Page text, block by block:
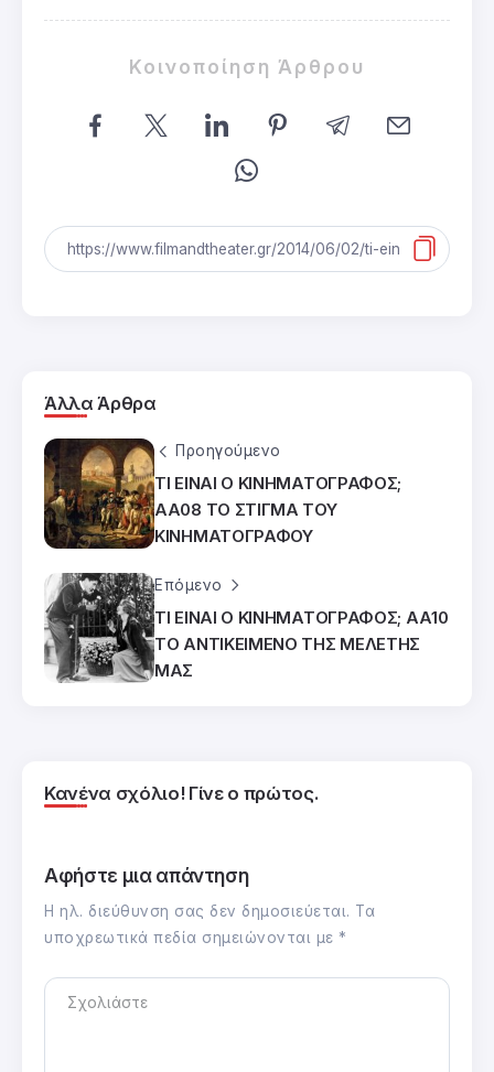
Κοινοποίηση Άρθρου
Άλλα Άρθρα
Προηγούμενο
ΤΙ ΕΙΝΑΙ Ο ΚΙΝΗΜΑΤΟΓΡΑΦΟΣ;
ΑΑ08 ΤΟ ΣΤΙΓΜΑ ΤΟΥ
ΚΙΝΗΜΑΤΟΓΡΑΦΟΥ
Επόμενο
ΤΙ ΕΙΝΑΙ Ο ΚΙΝΗΜΑΤΟΓΡΑΦΟΣ; ΑΑ10
ΤΟ ΑΝΤΙΚΕΙΜΕΝΟ ΤΗΣ ΜΕΛΕΤΗΣ
ΜΑΣ
Κανένα σχόλιο! Γίνε ο πρώτος.
Αφήστε μια απάντηση
Η ηλ. διεύθυνση σας δεν δημοσιεύεται. Τα
υποχρεωτικά πεδία σημειώνονται με *